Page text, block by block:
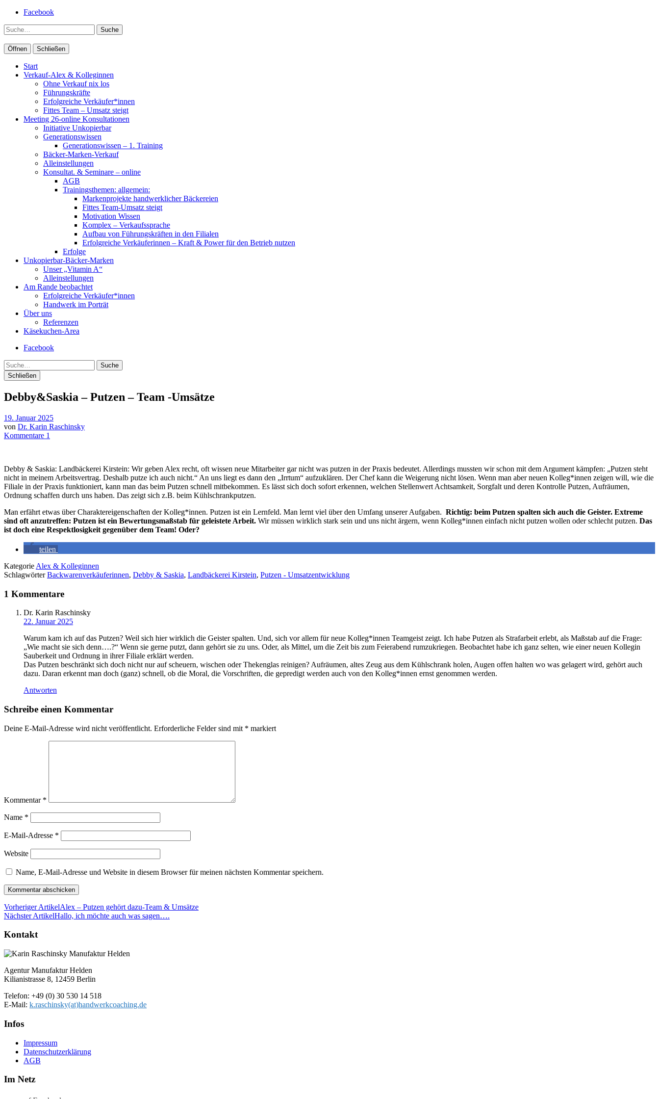
Facebook
Suche
Öffnen Schließen
Start
Verkauf-Alex & Kolleginnen
Ohne Verkauf nix los
Führungskräfte
Erfolgreiche Verkäufer*innen
Fittes Team – Umsatz steigt
Meeting 26-online Konsultationen
Initiative Unkopierbar
Generationswissen
Generationswissen – 1. Training
Bäcker-Marken-Verkauf
Alleinstellungen
Konsultat. & Seminare – online
AGB
Trainingsthemen: allgemein:
Markenprojekte handwerklicher Bäckereien
Fittes Team-Umsatz steigt
Motivation Wissen
Komplex – Verkaufssprache
Aufbau von Führungskräften in den Filialen
Erfolgreiche Verkäuferinnen – Kraft & Power für den Betrieb nutzen
Erfolge
Unkopierbar-Bäcker-Marken
Unser „Vitamin A“
Alleinstellungen
Am Rande beobachtet
Erfolgreiche Verkäufer*innen
Handwerk im Porträt
Über uns
Referenzen
Käsekuchen-Area
Facebook
Suche
Schließen
Debby&Saskia – Putzen – Team -Umsätze
19. Januar 2025
von Dr. Karin Raschinsky
Kommentare 1
Debby & Saskia: Landbäckerei Kirstein: Wir geben Alex recht, oft wissen neue Mitarbeiter gar nicht was putzen in der Praxis bedeutet. Allerdings mussten wir schon mit dem Argument kämpfen: „Putzen steht
nicht in meinem Arbeitsvertrag. Deshalb putze ich auch nicht.“ An uns liegt es dann den „Irrtum“ aufzuklären. Der Chef kann die Weigerung nicht lösen. Wenn man aber neuen Kolleg*innen zeigen will, wie die
Filiale in der Praxis funktioniert, kann man das beim Putzen schnell mitbekommen. Es lässt sich doch sofort erkennen, welchen Stellenwert Achtsamkeit, Sorgfalt und deren Kontrolle Putzen, Aufräumen,
Ordnung schaffen durch uns haben. Das zeigt sich z.B. beim Kühlschrankputzen.
Man erfährt etwas über Charaktereigenschaften der Kolleg*innen. Putzen ist ein Lernfeld. Man lernt viel über den Umfang unserer Aufgaben. Richtig: beim Putzen spalten sich auch die Geister. Extreme
sind oft anzutreffen: Putzen ist ein Bewertungsmaßstab für geleistete Arbeit. Wir müssen wirklich stark sein und uns nicht ärgern, wenn Kolleg*innen einfach nicht putzen wollen oder schlecht putzen. Das
ist doch eine Respektlosigkeit gegenüber dem Team! Oder?
teilen
Kategorie Alex & Kolleginnen
SchlagwörterBackwarenverkäuferinnen, Debby & Saskia, Landbäckerei Kirstein, Putzen - Umsatzentwicklung
1 Kommentare
Dr. Karin Raschinsky
22. Januar 2025
Warum kam ich auf das Putzen? Weil sich hier wirklich die Geister spalten. Und, sich vor allem für neue Kolleg*innen Teamgeist zeigt. Ich habe Putzen als Strafarbeit erlebt, als Maßstab auf die Frage:
„Wie macht sie sich denn….?“ Wenn sie gerne putzt, dann gehört sie zu uns. Oder, als Mittel, um die Zeit bis zum Feierabend rumzukriegen. Beobachtet habe ich ganz selten, wie einer neuen Kollegin
Sauberkeit und Ordnung in ihrer Filiale erklärt werden.
Das Putzen beschränkt sich doch nicht nur auf scheuern, wischen oder Thekenglas reinigen? Aufräumen, altes Zeug aus dem Kühlschrank holen, Augen offen halten wo was gelagert wird, gehört auch
dazu. Daran erkennt man doch (ganz) schnell, ob die Moral, die Vorschriften, die gepredigt werden auch von den Kolleg*innen ernst genommen werden.
Antworten
Schreibe einen Kommentar
Deine E-Mail-Adresse wird nicht veröffentlicht. Erforderliche Felder sind mit * markiert
Kommentar *
Name *
E-Mail-Adresse *
Website
Name, E-Mail-Adresse und Website in diesem Browser für meinen nächsten Kommentar speichern.
Vorheriger ArtikelAlex – Putzen gehört dazu-Team & Umsätze
Nächster ArtikelHallo, ich möchte auch was sagen….
Kontakt
Agentur Manufaktur Helden
Kilianistrasse 8, 12459 Berlin
Telefon: +49 (0) 30 530 14 518
E-Mail: k.raschinsky(at)handwerkcoaching.de
Infos
Impressum
Datenschutz­erklärung
AGB
Im Netz